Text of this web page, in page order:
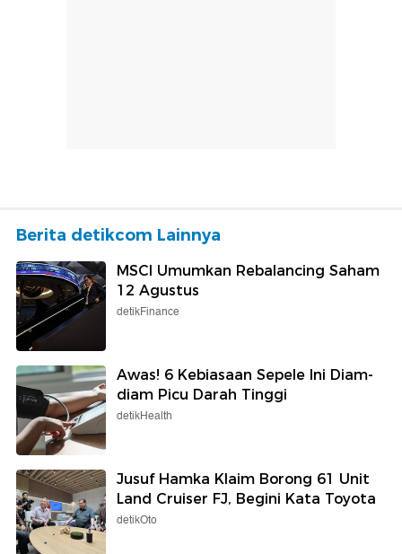
Berita detikcom Lainnya
MSCI Umumkan Rebalancing Saham
12 Agustus
detikFinance
Awas! 6 Kebiasaan Sepele Ini Diam-
diam Picu Darah Tinggi
detikHealth
Jusuf Hamka Klaim Borong 61 Unit
Land Cruiser FJ, Begini Kata Toyota
detikOto